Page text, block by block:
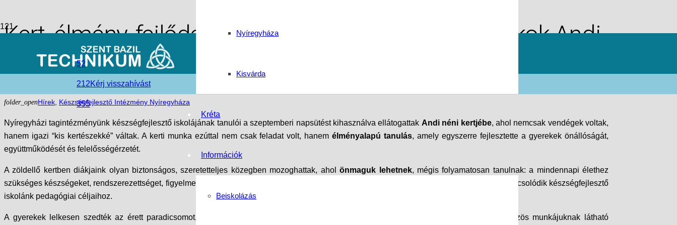
Nyíregyháza
Kisvárda
Kréta
Információk
Beiskolázás
52
212
355
Kérj visszahívást
Kert, élmény, fejlődés – készségfejlesztő bazilos diákok Andi
néni kertjében
folder_openHírek Készségfejlesztő Intézmény Nyíregyháza
Nyíregyházi tagintézményünk készségfejlesztő iskolájának tanulói a szeptemberi napsütést kihasználva ellátogattak Andi néni kertjébe, ahol nemcsak vendégek voltak,
hanem igazi “kis kertészekké” váltak. A kerti munka ezúttal nem csak feladat volt, hanemélményalapú tanulás, amely egyszerre fejlesztette a gyerekek önállóságát,
együttműködését és felelősségérzetét.
A zöldellő kertben diákjaink olyan biztonságos, szeretetteljes közegben mozoghattak, aholönmaguk lehetnek, mégis folyamatosan tanulnak: a mindennapi élethez
szükséges készségeket, rendszerezettséget, figyelmet és kitartást. A feladatok során
tettek szert, amely szorosan kapcsolódik készségfejlesztő
iskolánk pedagógiai céljaihoz.
A gyerekek lelkesen szedték az érett paradicsomot, söpörték a faleveleket, takarították a járdát, és megélték, milyen jó érzés, amikor közös munkájuknak látható